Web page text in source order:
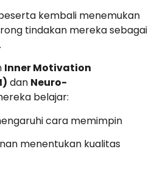
kembali menemukan
tindakan mereka sebagai
.
Inner Motivation
dan Neuro-
belajar:
cara memimpin
menentukan kualitas